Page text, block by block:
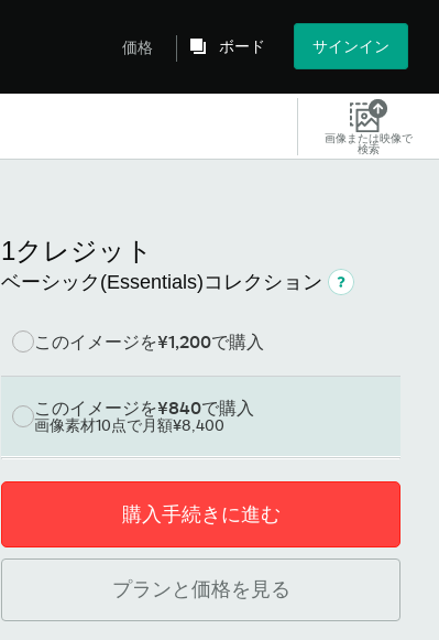
価格 ボード サインイン
画像または映像で
検索
1クレジット
ベーシック(Essentials)コレクション
このイメージを¥1,200で購入
このイメージを¥840で購入
画像素材10点で月額¥8,400
購入手続きに進む
プランと価格を見る